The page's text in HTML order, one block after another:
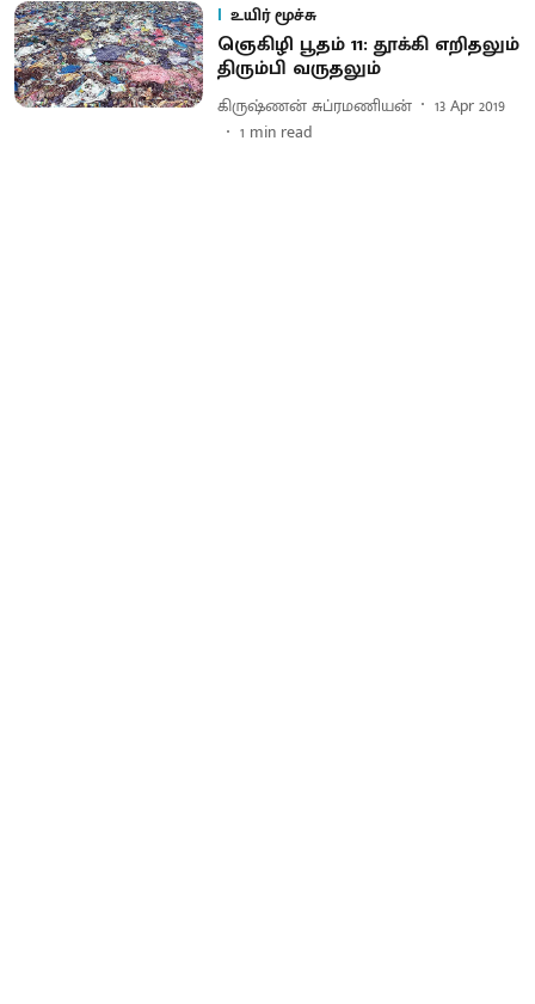
உயிர் மூச்சு
ஞெகிழி பூதம் 11: தூக்கி எறிதலும்
திரும்பி வருதலும்
கிருஷ்ணன் சுப்ரமணியன்
13 Apr 2019
1 min read